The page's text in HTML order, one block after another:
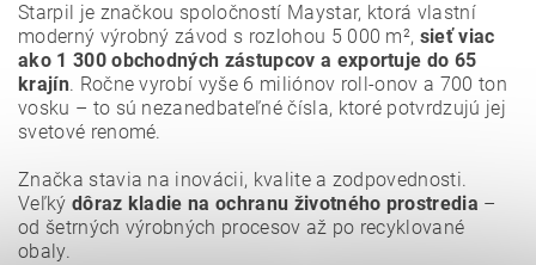
Vložením hodnotenie súhlasíte s podmienkami ochrany
osobných údajov.
Starpil je značkou spoločností Maystar, ktorá vlastní
moderný výrobný závod s rozlohou 5 000 m², sieť viac
ako 1 300 obchodných zástupcov a exportuje do 65
krajín. Ročne vyrobí vyše 6 miliónov roll-onov a 700 ton
vosku – to sú nezanedbateľné čísla, ktoré potvrdzujú jej
svetové renomé.
Značka stavia na inovácii, kvalite a zodpovednosti.
Veľký dôraz kladie na ochranu životného prostredia –
od šetrných výrobných procesov až po recyklované
obaly.